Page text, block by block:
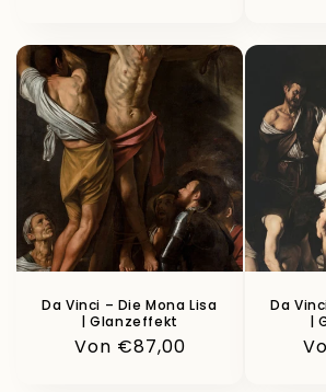
Da Vinci – Die Mona Lisa
| Glanzeffekt
Normaler
Von €87,00
Da
|